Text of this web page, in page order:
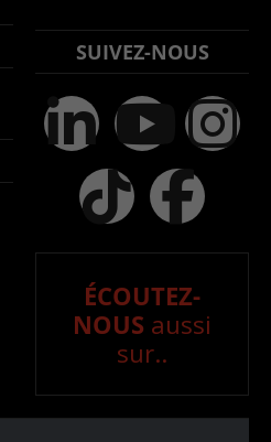
SUIVEZ-NOUS
ÉCOUTEZ-
NOUS aussi
sur..